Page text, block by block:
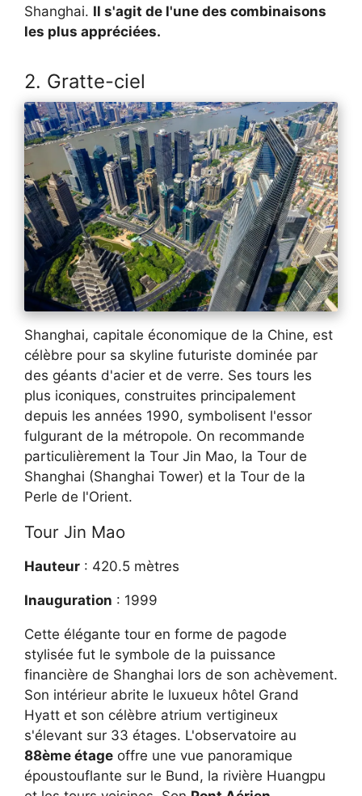
Shanghai. Il s'agit de l'une des combinaisons
les plus appréciées.
2. Gratte-ciel
Shanghai, capitale économique de la Chine, est
célèbre pour sa skyline futuriste dominée par
des géants d'acier et de verre. Ses tours les
plus iconiques, construites principalement
depuis les années 1990, symbolisent l'essor
fulgurant de la métropole. On recommande
particulièrement la Tour Jin Mao, la Tour de
Shanghai (Shanghai Tower) et la Tour de la
Perle de l'Orient.
Tour Jin Mao
Hauteur : 420.5 mètres
Inauguration : 1999
Cette élégante tour en forme de pagode
stylisée fut le symbole de la puissance
financière de Shanghai lors de son achèvement.
Son intérieur abrite le luxueux hôtel Grand
Hyatt et son célèbre atrium vertigineux
s'élevant sur 33 étages. L'observatoire au
88ème étage offre une vue panoramique
époustouflante sur le Bund, la rivière Huangpu